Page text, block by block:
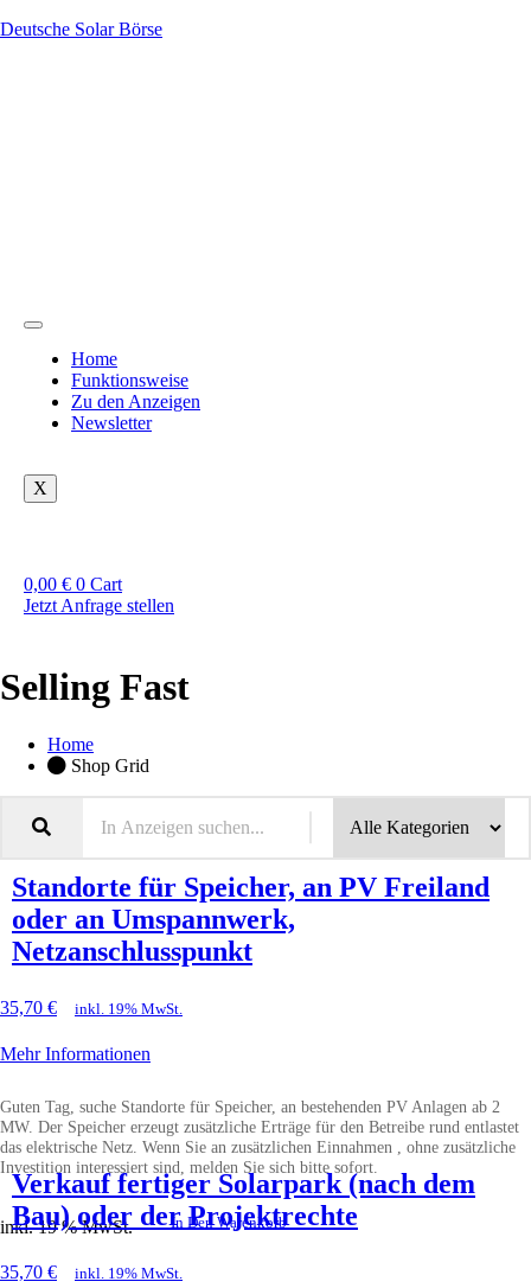
Deutsche Solar Börse
Home
Funktionsweise
Zu den Anzeigen
Newsletter
X
0,00 € 0 Cart
Jetzt Anfrage stellen
Selling Fast
Home
Shop Grid
Standorte für Speicher, an PV Freiland
oder an Umspannwerk,
Netzanschlusspunkt
35,70 € inkl. 19% MwSt.
Mehr Informationen
Guten Tag, suche Standorte für Speicher, an bestehenden PV Anlagen ab 2
MW. Der Speicher erzeugt zusätzliche Erträge für den Betreibe rund entlastet
das elektrische Netz. Wenn Sie an zusätzlichen Einnahmen , ohne zusätzliche
Investition interessiert sind, melden Sie sich bitte sofort.
inkl. 19 % MwSt. In Den Warenkorb
Verkauf fertiger Solarpark (nach dem
Bau) oder der Projektrechte
35,70 € inkl. 19% MwSt.